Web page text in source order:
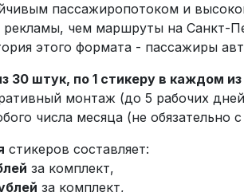
пассажиропотоком и
рекламы, чем маршруты на Санкт-
этого формата - пассажиры
штук, по 1 стикеру в каждом
монтаж (до 5 рабочих
числа месяца (не обязательно с
стикеров составляет:
за комплект,
за комплект,